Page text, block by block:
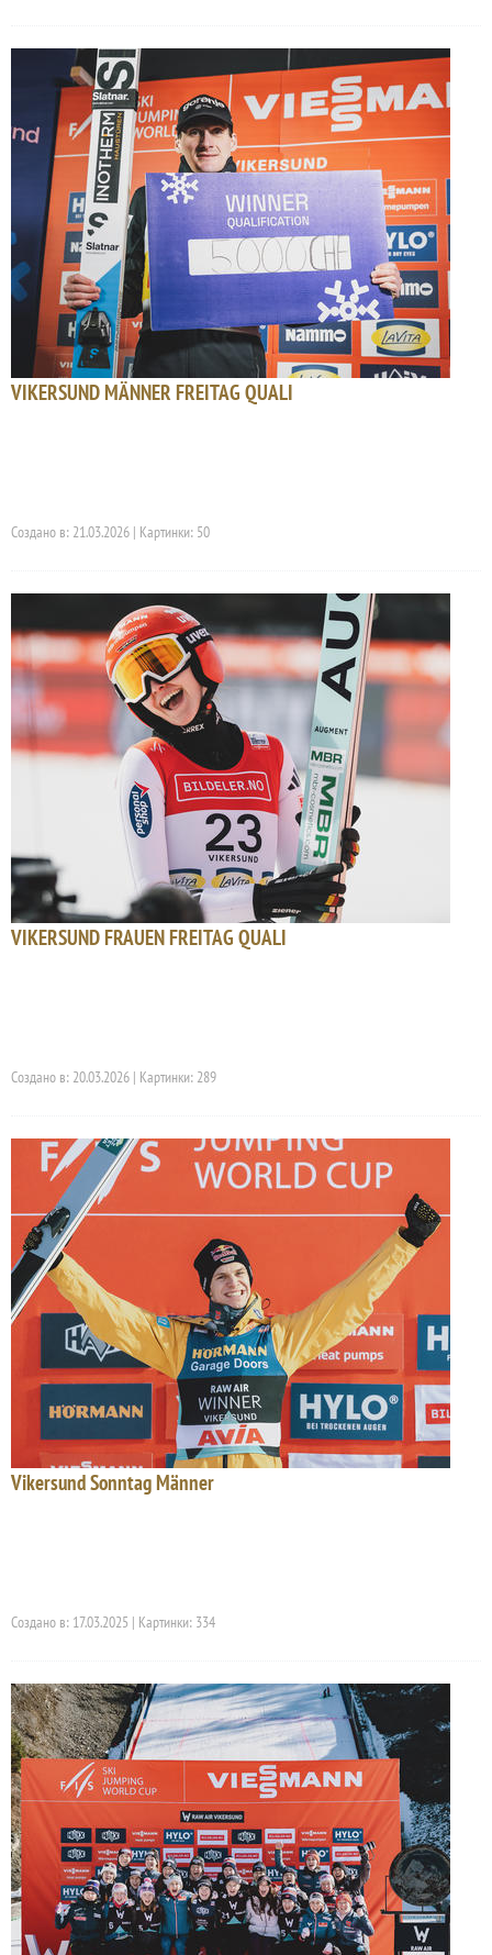
VIKERSUND MÄNNER FREITAG QUALI
Создано в: 21.03.2026 | Картинки: 50
VIKERSUND FRAUEN FREITAG QUALI
Создано в: 20.03.2026 | Картинки: 289
Vikersund Sonntag Männer
Создано в: 17.03.2025 | Картинки: 334